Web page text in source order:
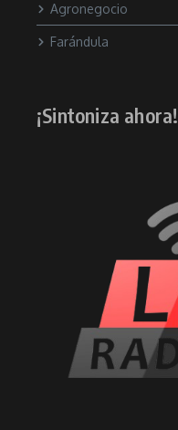
Agronegocio
Farándula
¡Sintoniza ahora!